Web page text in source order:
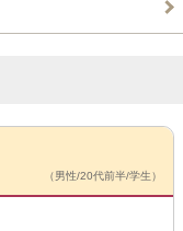
（男性/20代前半/学生）